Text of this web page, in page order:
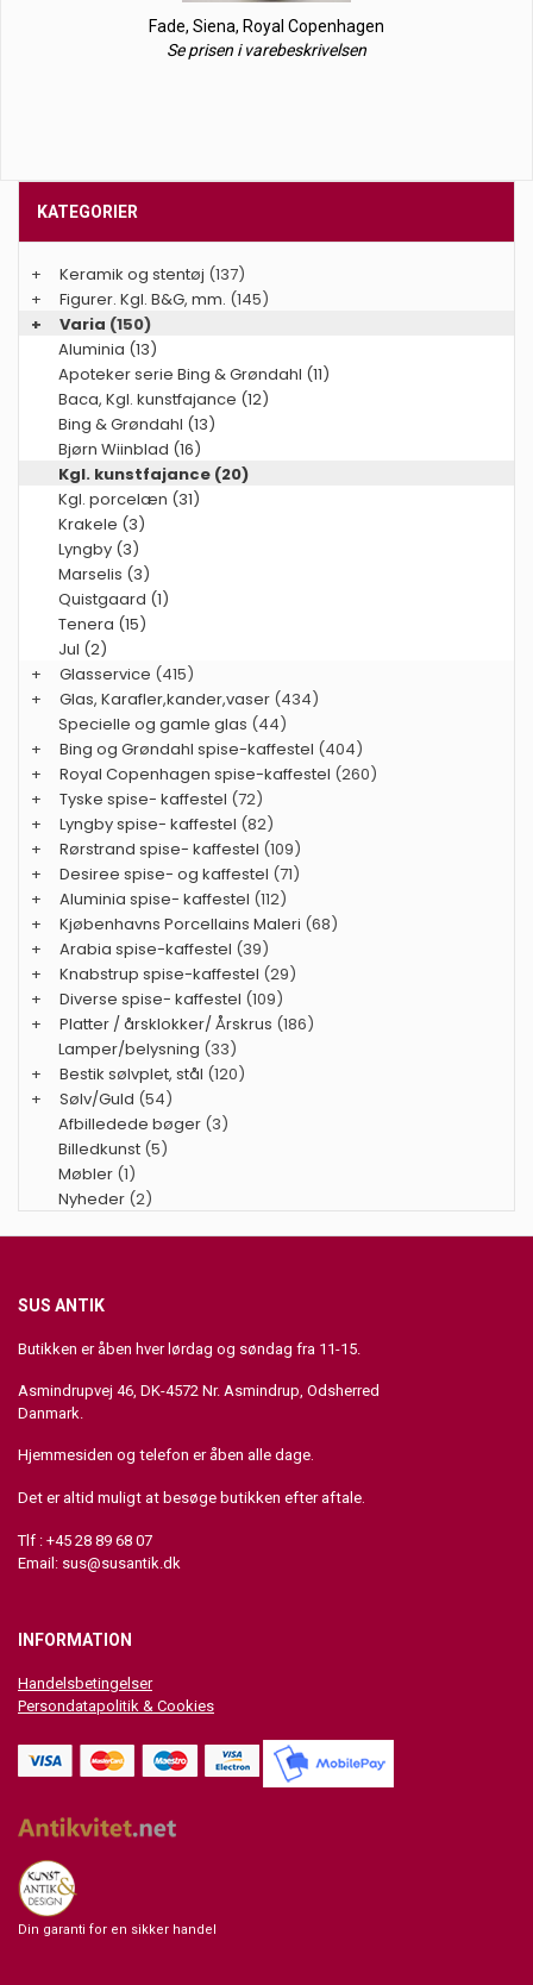
Fade, Siena, Royal Copenhagen
Se prisen i varebeskrivelsen
KATEGORIER
+ Keramik og stentøj (137)
+
Figurer. Kgl. B&G, mm. (145)
+
Varia (150)
Aluminia (13)
Apoteker serie Bing & Grøndahl (11)
Baca, Kgl. kunstfajance (12)
Bing & Grøndahl (13)
Bjørn Wiinblad (16)
Kgl. kunstfajance (20)
Kgl. porcelæn (31)
Krakele (3)
Lyngby (3)
Marselis (3)
Quistgaard (1)
Tenera (15)
Jul (2)
+
Glasservice (415)
+
Glas, Karafler,kander,vaser (434)
Specielle og gamle glas (44)
+
Bing og Grøndahl spise-kaffestel (404)
+
Royal Copenhagen spise-kaffestel (260)
+
Tyske spise- kaffestel (72)
+
Lyngby spise- kaffestel (82)
+
Rørstrand spise- kaffestel (109)
+
Desiree spise- og kaffestel (71)
+
Aluminia spise- kaffestel (112)
+
Kjøbenhavns Porcellains Maleri (68)
+
Arabia spise-kaffestel (39)
+
Knabstrup spise-kaffestel (29)
+
Diverse spise- kaffestel (109)
+
Platter / årsklokker/ Årskrus (186)
Lamper/belysning (33)
+
Bestik sølvplet, stål (120)
+
Sølv/Guld (54)
Afbilledede bøger (3)
Billedkunst (5)
Møbler (1)
Nyheder (2)
SUS ANTIK
Butikken er åben hver lørdag og søndag fra 11-15.
Asmindrupvej 46, DK-4572 Nr. Asmindrup, Odsherred
Danmark.
Hjemmesiden og telefon er åben alle dage.
Det er altid muligt at besøge butikken efter aftale.
Tlf : +45 28 89 68 07
Email: sus@susantik.dk
INFORMATION
Handelsbetingelser
Persondatapolitik & Cookies
Din garanti for en sikker handel